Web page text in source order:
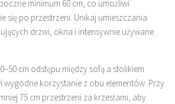
minimum 60 cm, co umożliwi
się po przestrzeni. Unikaj umieszczania
drzwi, okna i intensywnie używane
cm odstępu między sofą a stolikiem
wygodne korzystanie z obu elementów. Przy
75 cm przestrzeni za krzesłami, aby